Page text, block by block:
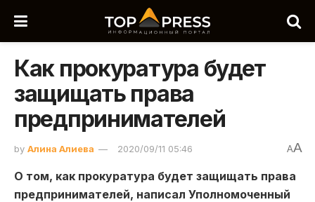
Как прокуратура будет
защищать права
предпринимателей
by Алина Алиева 2020/09/11 05:46 AA
О том, как прокуратура будет защищать права
предпринимателей, написал Уполномоченный